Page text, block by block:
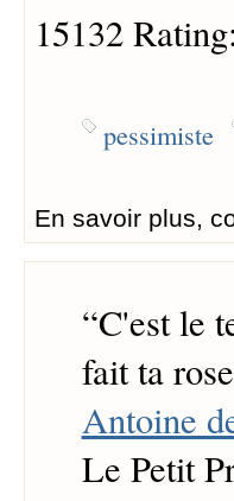
15132 Rating:
pessimiste
En savoir plus,
“C'est le
fait ta
Antoine
Le Petit